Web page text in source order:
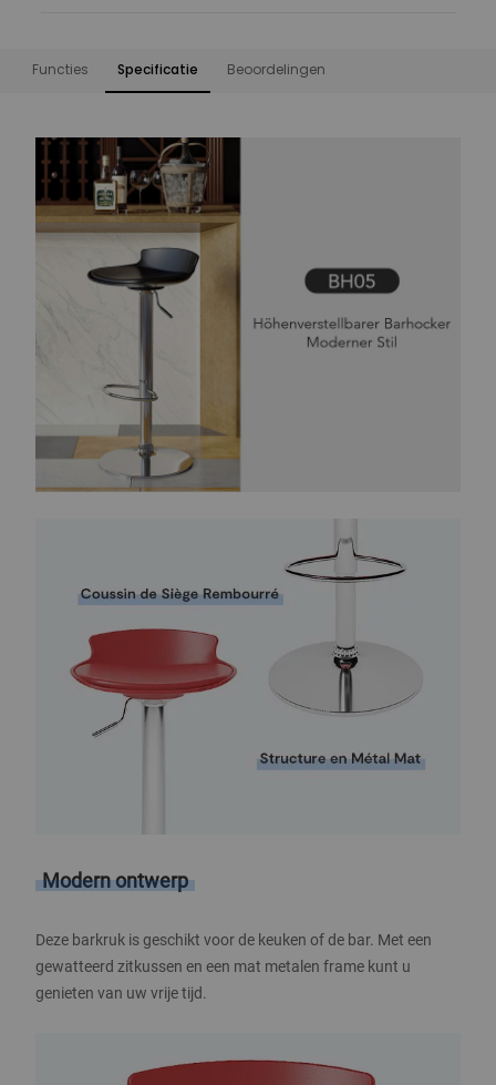
Functies Specificatie Beoordelingen
Modern ontwerp
Deze barkruk is geschikt voor de keuken of de bar. Met een
gewatteerd zitkussen en een mat metalen frame kunt u
genieten van uw vrije tijd.